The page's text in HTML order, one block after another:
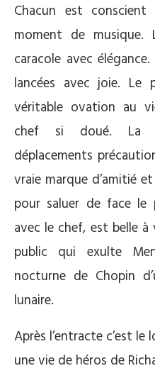
Chacun est
moment de musique.
caracole avec
lancées avec joie.
véritable ovation au
chef si doué. La
déplacements
vraie marque d’amitié
pour saluer de face le
avec le chef, est belle
public qui exulte
nocturne de Chopin
lunaire.
Après l’entracte c’est
une vie de héros de